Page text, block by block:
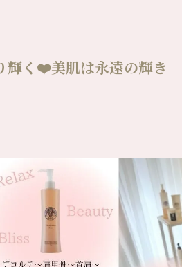
輝く❤️美肌は永遠の輝き